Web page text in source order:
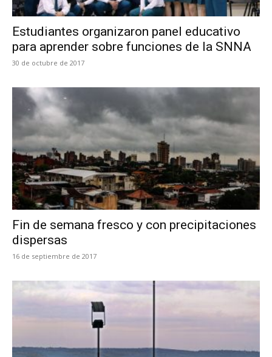
Estudiantes organizaron panel educativo
para aprender sobre funciones de la SNNA
30 de octubre de 2017
Fin de semana fresco y con precipitaciones
dispersas
16 de septiembre de 2017